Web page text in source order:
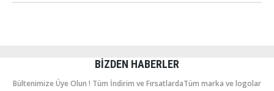
BIZDEN HABERLER
Bültenimize Üye Olun ! Tüm İndirim ve FırsatlardaTüm marka ve logolar